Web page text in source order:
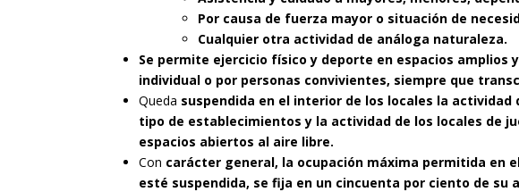
Por causa de fuerza mayor o situación de
Cualquier otra actividad de análoga naturaleza.
Se permite ejercicio físico y deporte en espacios
individual o por personas convivientes, siempre que
Queda suspendida en el interior de los locales la
tipo de establecimientos y la actividad de los locales de
espacios abiertos al aire libre.
Con carácter general, la ocupación máxima permitida en
esté suspendida, se fija en un cincuenta por ciento de su